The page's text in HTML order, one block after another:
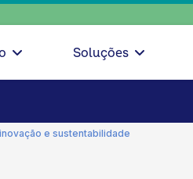
Soluções
e sustentabilidade